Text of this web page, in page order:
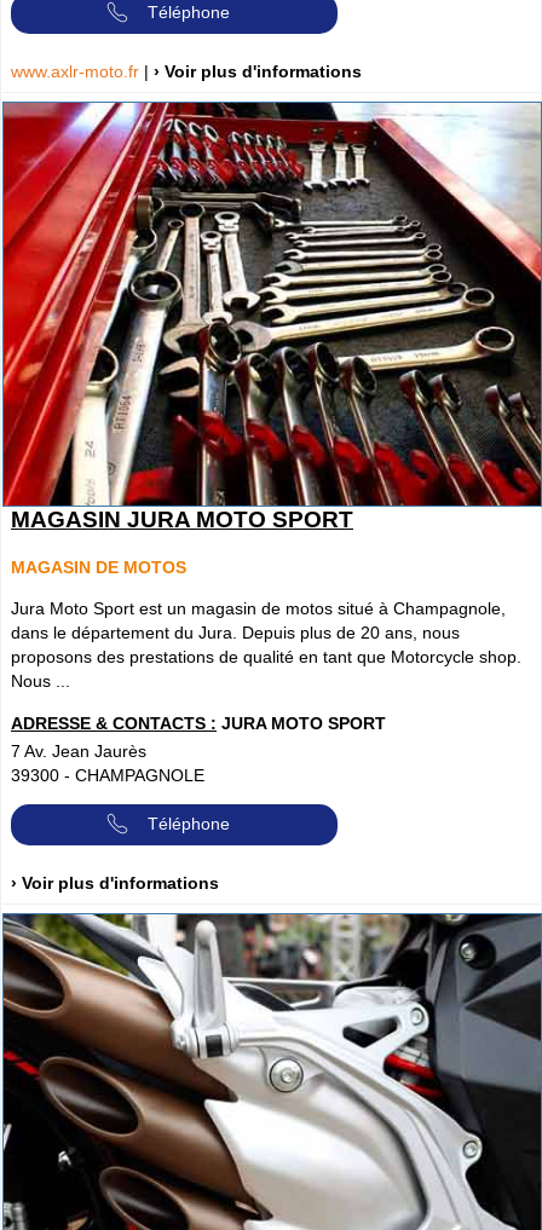
Téléphone
www.axlr-moto.fr | › Voir plus d'informations
MAGASIN JURA MOTO SPORT
MAGASIN DE MOTOS
Jura Moto Sport est un magasin de motos situé à Champagnole,
dans le département du Jura. Depuis plus de 20 ans, nous
proposons des prestations de qualité en tant que Motorcycle shop.
Nous ...
ADRESSE & CONTACTS : JURA MOTO SPORT
7 Av. Jean Jaurès
39300 - CHAMPAGNOLE
Téléphone
› Voir plus d'informations